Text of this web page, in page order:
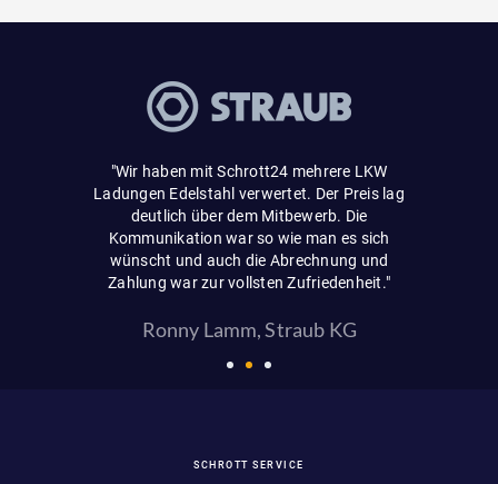
"Wir haben mit Schrott24 mehrere LKW
Ladungen Edelstahl verwertet. Der Preis lag
deutlich über dem Mitbewerb. Die
Kommunikation war so wie man es sich
wünscht und auch die Abrechnung und
Zahlung war zur vollsten Zufriedenheit."
Ronny Lamm, Straub KG
SCHROTT SERVICE